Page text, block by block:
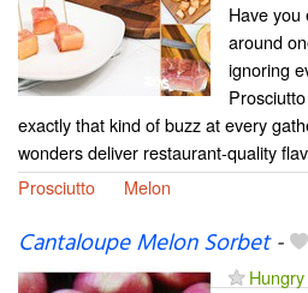
Have you
around
ignoring
exactly that kind of buzz at every
wonders deliver restaurant-quality
Prosciutto
Melon
Cantaloupe Melon Sorbet-